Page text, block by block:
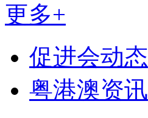
更多+
促进会动态
粤港澳资讯